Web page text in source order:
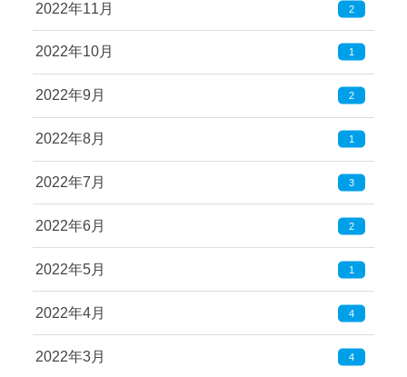
2022年11月 2
2022年10月 1
2022年9月 2
2022年8月 1
2022年7月 3
2022年6月 2
2022年5月 1
2022年4月 4
2022年3月 4